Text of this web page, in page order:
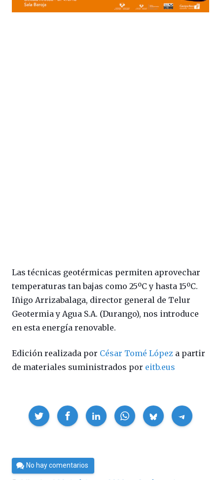
Las técnicas geotérmicas permiten aprovechar
temperaturas tan bajas como 25ºC y hasta 15ºC.
Iñigo Arrizabalaga, director general de Telur
Geotermia y Agua S.A. (Durango), nos introduce
en esta energía renovable.
Edición realizada por César Tomé López a partir
de materiales suministrados por eitb.eus
Compartir
Por
César
No hay comentarios